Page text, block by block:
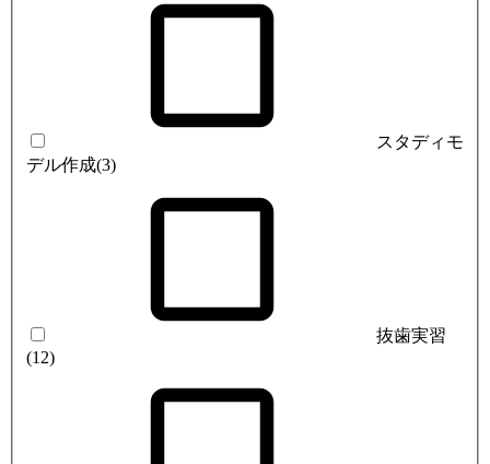
スタディモ
デル作成(3)
抜歯実習
(12)